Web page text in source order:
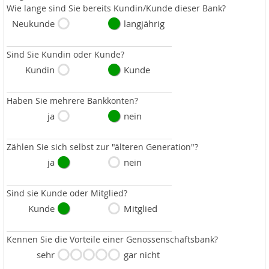
Wie lange sind Sie bereits Kundin/Kunde dieser Bank?
Neukunde langjährig
Sind Sie Kundin oder Kunde?
Kundin Kunde
Haben Sie mehrere Bankkonten?
ja nein
Zählen Sie sich selbst zur "älteren Generation"?
ja nein
Sind sie Kunde oder Mitglied?
Kunde Mitglied
Kennen Sie die Vorteile einer Genossenschaftsbank?
sehr gar nicht